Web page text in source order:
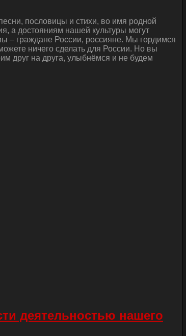
пословицы и стихи, во имя родной
а достояниям нашей культуры могут
– граждане России, россияне. Мы гордимся
ничего сделать для России. Но вы
друг на друга, улыбнёмся и не будем
деятельностью нашего